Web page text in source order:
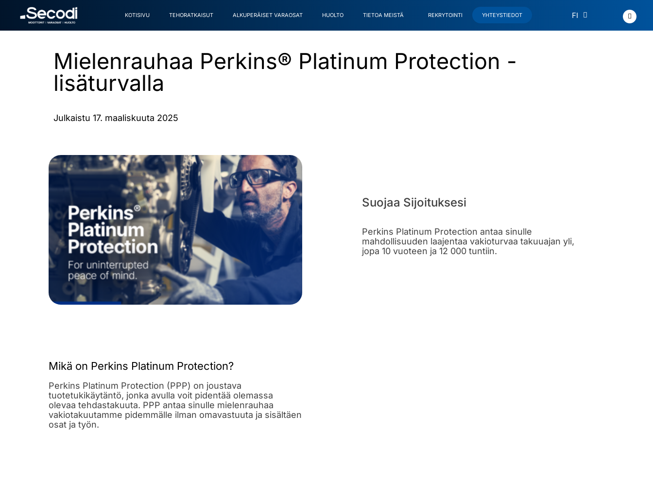
KOTISIVU TEHORATKAISUT ALKUPERÄISET VARAOSAT HUOLTO TIETOA MEISTÄ REKRYTOINTI YHTEYSTIEDOT FI
EN
Mielenrauhaa Perkins® Platinum Protection -
lisäturvalla
Julkaistu 17. maaliskuuta 2025
Suojaa Sijoituksesi
Perkins Platinum Protection antaa sinulle
mahdollisuuden laajentaa vakioturvaa takuuajan yli,
jopa 10 vuoteen ja 12 000 tuntiin.
Mikä on Perkins Platinum Protection?
Perkins Platinum Protection (PPP) on joustava
tuotetukikäytäntö, jonka avulla voit pidentää olemassa
olevaa tehdastakuuta. PPP antaa sinulle mielenrauhaa
vakiotakuutamme pidemmälle ilman omavastuuta ja sisältäen
osat ja työn.